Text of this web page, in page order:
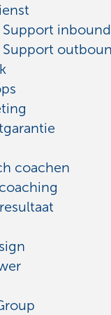
Support inbound
Support
coachen